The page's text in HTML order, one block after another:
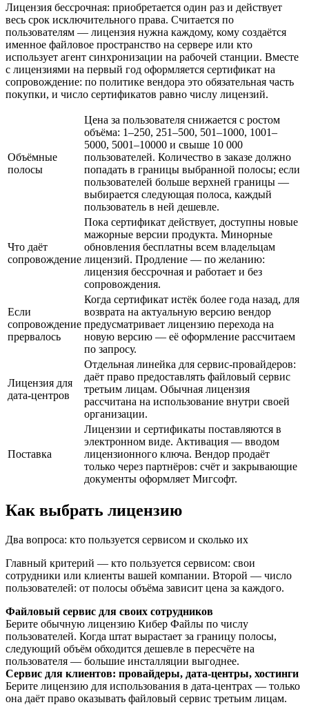
Лицензия бессрочная: приобретается один раз и действует
весь срок исключительного права. Считается по
пользователям — лицензия нужна каждому, кому создаётся
именное файловое пространство на сервере или кто
использует агент синхронизации на рабочей станции. Вместе
с лицензиями на первый год оформляется сертификат на
сопровождение: по политике вендора это обязательная часть
покупки, и число сертификатов равно числу лицензий.
Объёмные
полосы
Цена за пользователя снижается с ростом
объёма: 1–250, 251–500, 501–1000, 1001–
5000, 5001–10000 и свыше 10 000
пользователей. Количество в заказе должно
попадать в границы выбранной полосы; если
пользователей больше верхней границы —
выбирается следующая полоса, каждый
пользователь в ней дешевле.
Что даёт
сопровождение
Пока сертификат действует, доступны новые
мажорные версии продукта. Минорные
обновления бесплатны всем владельцам
лицензий. Продление — по желанию:
лицензия бессрочная и работает и без
сопровождения.
Если
сопровождение
прервалось
Когда сертификат истёк более года назад, для
возврата на актуальную версию вендор
предусматривает лицензию перехода на
новую версию — её оформление рассчитаем
по запросу.
Лицензия для
дата-центров
Отдельная линейка для сервис-провайдеров:
даёт право предоставлять файловый сервис
третьим лицам. Обычная лицензия
рассчитана на использование внутри своей
организации.
Поставка
Лицензии и сертификаты поставляются в
электронном виде. Активация — вводом
лицензионного ключа. Вендор продаёт
только через партнёров: счёт и закрывающие
документы оформляет Мигсофт.
Как выбрать лицензию
Два вопроса: кто пользуется сервисом и сколько их
Главный критерий — кто пользуется сервисом: свои
сотрудники или клиенты вашей компании. Второй — число
пользователей: от полосы объёма зависит цена за каждого.
Файловый сервис для своих сотрудников
Берите обычную лицензию Кибер Файлы по числу
пользователей. Когда штат вырастает за границу полосы,
следующий объём обходится дешевле в пересчёте на
пользователя — большие инсталляции выгоднее.
Сервис для клиентов: провайдеры, дата-центры, хостинги
Берите лицензию для использования в дата-центрах — только
она даёт право оказывать файловый сервис третьим лицам.